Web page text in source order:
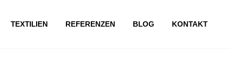
TEXTILIEN REFERENZEN BLOG KONTAKT